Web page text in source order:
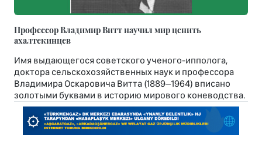
Профессор Владимир Витт научил мир ценить
ахалтекинцев
Имя выдающегося советского ученого-ипполога,
доктора сельскохозяйственных наук и профессора
Владимира Оскаровича Витта (1889–1964) вписано
золотыми буквами в историю мирового коневодства.